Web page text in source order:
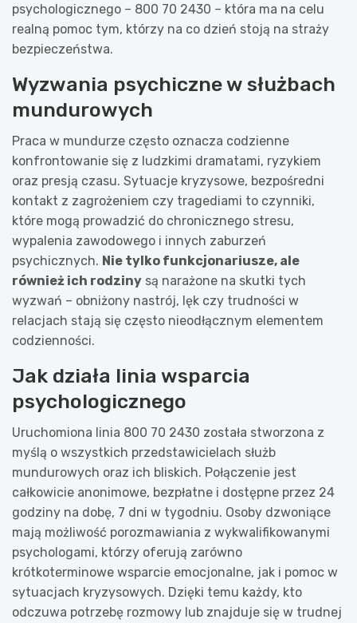
psychologicznego – 800 70 2430 – która ma na celu
realną pomoc tym, którzy na co dzień stoją na straży
bezpieczeństwa.
Wyzwania psychiczne w służbach
mundurowych
Praca w mundurze często oznacza codzienne
konfrontowanie się z ludzkimi dramatami, ryzykiem
oraz presją czasu. Sytuacje kryzysowe, bezpośredni
kontakt z zagrożeniem czy tragediami to czynniki,
które mogą prowadzić do chronicznego stresu,
wypalenia zawodowego i innych zaburzeń
psychicznych. Nie tylko funkcjonariusze, ale
również ich rodziny są narażone na skutki tych
wyzwań – obniżony nastrój, lęk czy trudności w
relacjach stają się często nieodłącznym elementem
codzienności.
Jak działa linia wsparcia
psychologicznego
Uruchomiona linia 800 70 2430 została stworzona z
myślą o wszystkich przedstawicielach służb
mundurowych oraz ich bliskich. Połączenie jest
całkowicie anonimowe, bezpłatne i dostępne przez 24
godziny na dobę, 7 dni w tygodniu. Osoby dzwoniące
mają możliwość porozmawiania z wykwalifikowanymi
psychologami, którzy oferują zarówno
krótkoterminowe wsparcie emocjonalne, jak i pomoc w
sytuacjach kryzysowych. Dzięki temu każdy, kto
odczuwa potrzebę rozmowy lub znajduje się w trudnej